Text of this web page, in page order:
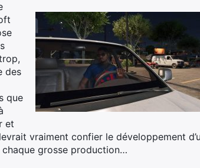
des
que
et
vraiment confier le développement
grosse production…